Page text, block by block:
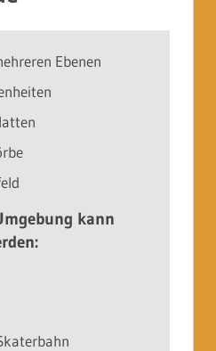
Ebenen
kann